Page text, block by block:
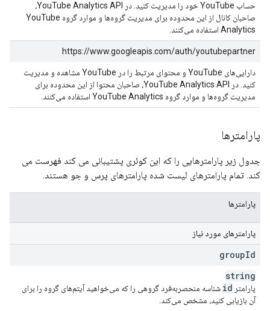
حساب YouTube خود را مدیریت کنید. در YouTube Analytics API،
صاحبان کانال از این محدوده برای مدیریت گروه‌ها و موارد گروه YouTube
Analytics استفاده می‌کنند.
https://www.googleapis.com/auth/youtubepartner
دارایی‌های YouTube و محتوای مرتبط را در YouTube مشاهده و مدیریت
کنید. در YouTube Analytics API، صاحبان محتوا از این محدوده برای
مدیریت گروه‌ها و موارد گروه YouTube Analytics استفاده می‌کنند.
پارامترها
جدول زیر پارامترهایی را که این کوئری پشتیبانی می کند فهرست می
کند. تمام پارامترهای لیست شده پارامترهای پرس و جو هستند.
پارامترها
پارامترهای مورد نیاز
groupId
string
پارامتر id شناسه منحصربه‌فرد گروهی را که می‌خواهید آیتم‌های گروه را برای
آن بازیابی کنید، مشخص می‌کند.